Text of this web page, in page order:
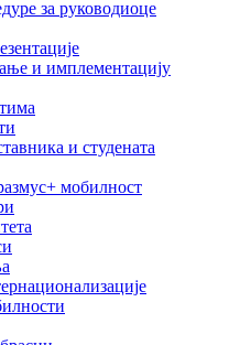
за руководиоце
и имплементацију
и студената
мобилност